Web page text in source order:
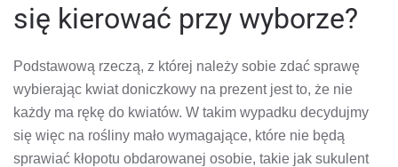
się kierować przy wyborze?
Podstawową rzeczą, z której należy sobie zdać sprawę
wybierając kwiat doniczkowy na prezent jest to, że nie
każdy ma rękę do kwiatów. W takim wypadku decydujmy
się więc na rośliny mało wymagające, które nie będą
sprawiać kłopotu obdarowanej osobie, takie jak sukulent